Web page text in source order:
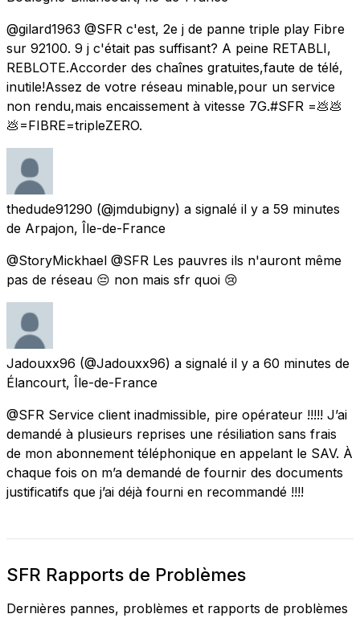
@gilard1963 @SFR c'est, 2e j de panne triple play Fibre
sur 92100. 9 j c'était pas suffisant? A peine RETABLI,
REBLOTE.Accorder des chaînes gratuites,faute de télé,
inutile!Assez de votre réseau minable,pour un service
non rendu,mais encaissement à vitesse 7G.#SFR =💩💩
💩=FIBRE=tripleZERO.
thedude91290 (@jmdubigny) a signalé il y a 59 minutes
de Arpajon, Île-de-France
@StoryMickhael @SFR Les pauvres ils n'auront même
pas de réseau 😔 non mais sfr quoi 😢
Jadouxx96 (@Jadouxx96) a signalé il y a 60 minutes de
Élancourt, Île-de-France
@SFR Service client inadmissible, pire opérateur !!!!! J’ai
demandé à plusieurs reprises une résiliation sans frais
de mon abonnement téléphonique en appelant le SAV. À
chaque fois on m’a demandé de fournir des documents
justificatifs que j’ai déjà fourni en recommandé !!!!
SFR Rapports de Problèmes
Dernières pannes, problèmes et rapports de problèmes